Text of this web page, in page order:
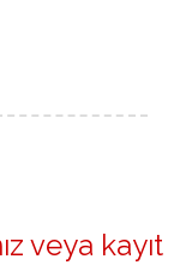
veya kayıt